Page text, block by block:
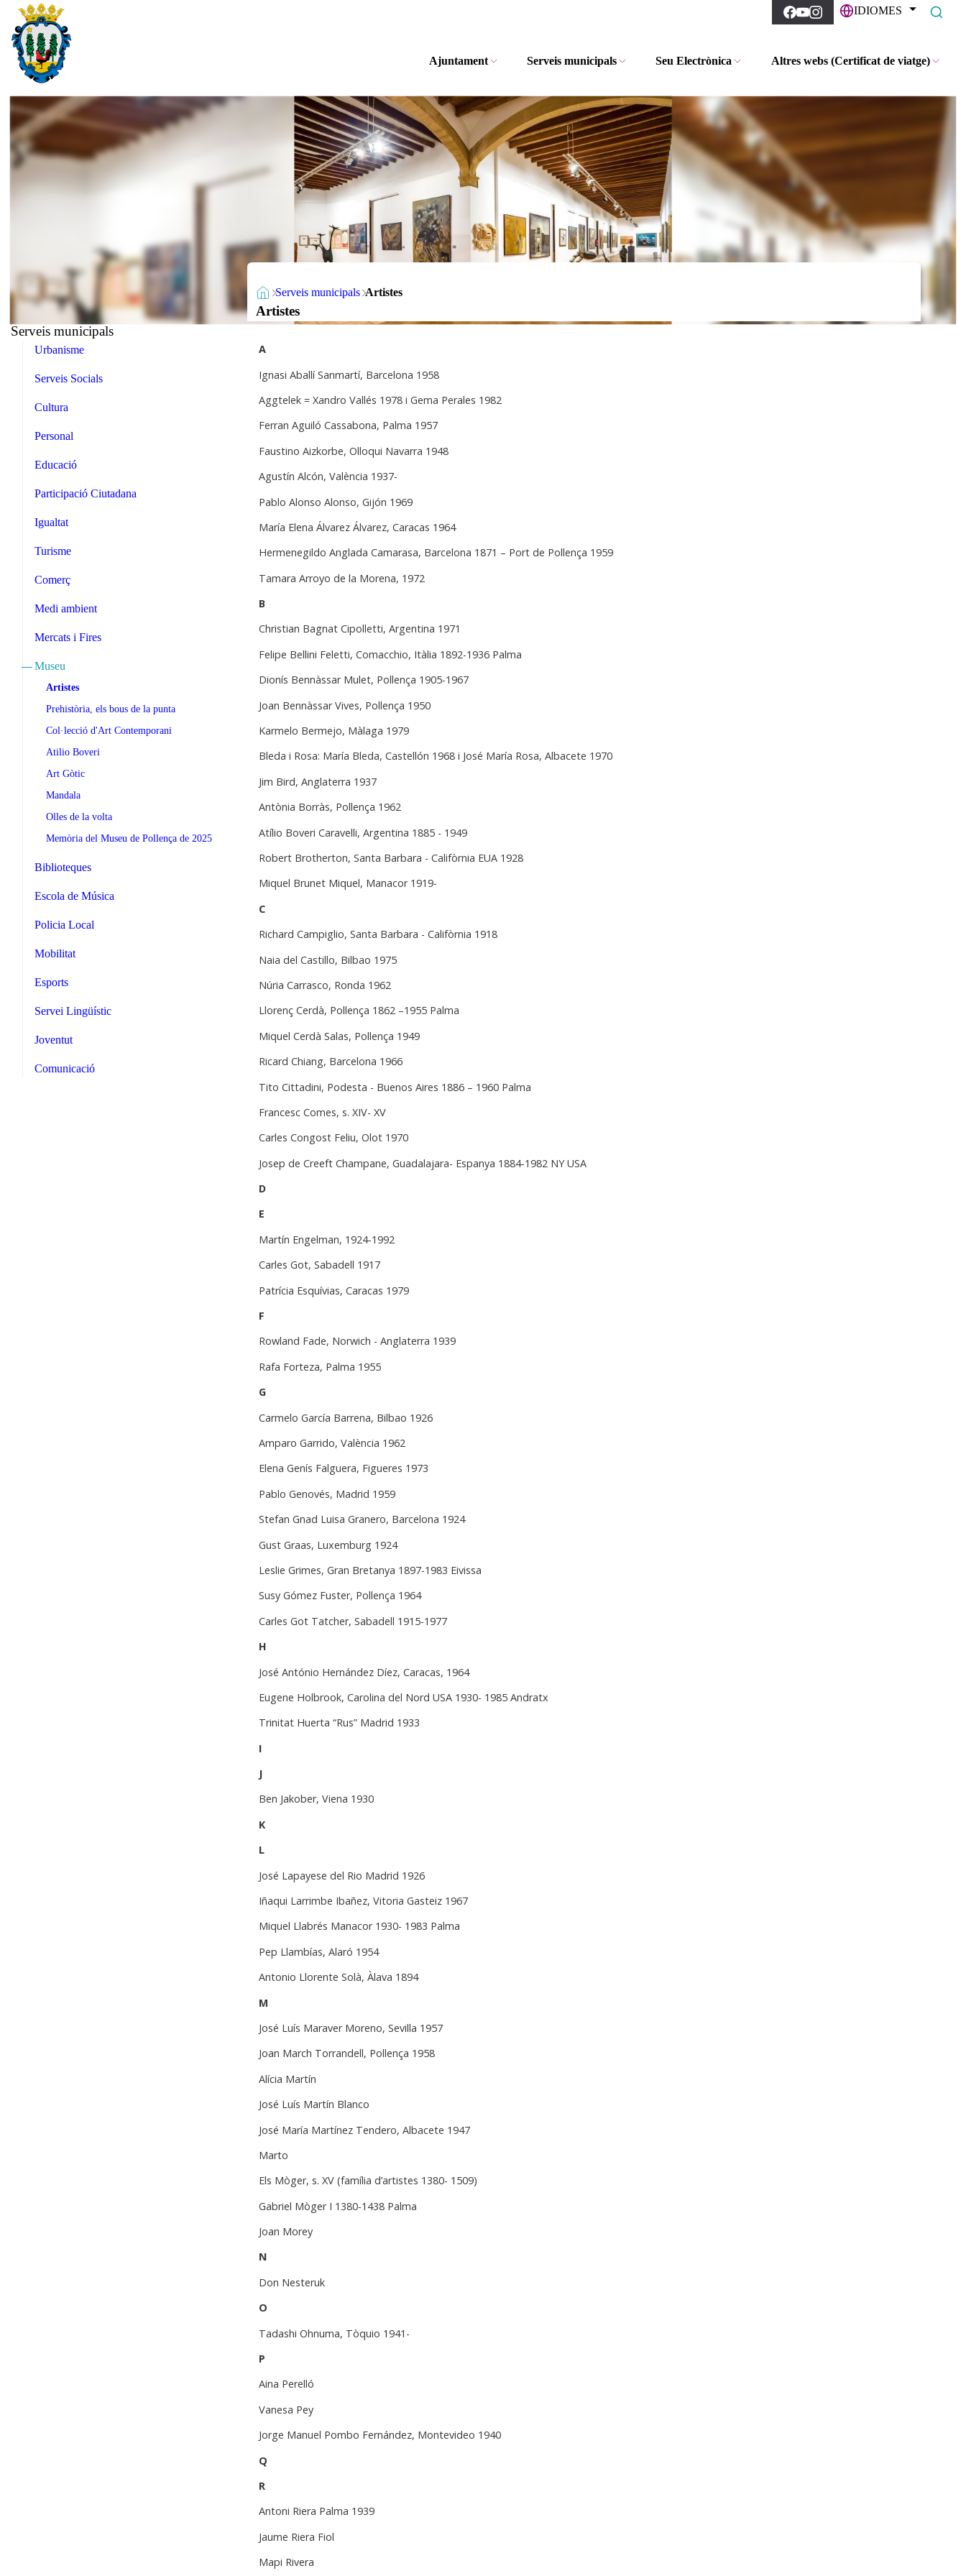
IDIOMES
Ajuntament Serveis municipals Seu Electrònica Altres webs (Certificat de viatge)
Serveis municipals Artistes
Artistes
Serveis municipals
Urbanisme
Serveis Socials
Cultura
Personal
Educació
Participació Ciutadana
Igualtat
Turisme
Comerç
Medi ambient
Mercats i Fires
Museu
Artistes
Prehistòria, els bous de la punta
Col·lecció d'Art Contemporani
Atilio Boveri
Art Gòtic
Mandala
Olles de la volta
Memòria del Museu de Pollença de 2025
Biblioteques
Escola de Música
Policia Local
Mobilitat
Esports
Servei Lingüístic
Joventut
Comunicació
A
Ignasi Aballí Sanmartí, Barcelona 1958
Aggtelek = Xandro Vallés 1978 i Gema Perales 1982
Ferran Aguiló Cassabona, Palma 1957
Faustino Aizkorbe, Olloqui Navarra 1948
Agustín Alcón, València 1937-
Pablo Alonso Alonso, Gijón 1969
María Elena Álvarez Álvarez, Caracas 1964
Hermenegildo Anglada Camarasa, Barcelona 1871 – Port de Pollença 1959
Tamara Arroyo de la Morena, 1972
B
Christian Bagnat Cipolletti, Argentina 1971
Felipe Bellini Feletti, Comacchio, Itàlia 1892-1936 Palma
Dionís Bennàssar Mulet, Pollença 1905-1967
Joan Bennàssar Vives, Pollença 1950
Karmelo Bermejo, Màlaga 1979
Bleda i Rosa: María Bleda, Castellón 1968 i José María Rosa, Albacete 1970
Jim Bird, Anglaterra 1937
Antònia Borràs, Pollença 1962
Atílio Boveri Caravelli, Argentina 1885 - 1949
Robert Brotherton, Santa Barbara - Califòrnia EUA 1928
Miquel Brunet Miquel, Manacor 1919-
C
Richard Campiglio, Santa Barbara - Califòrnia 1918
Naia del Castillo, Bilbao 1975
Núria Carrasco, Ronda 1962
Llorenç Cerdà, Pollença 1862 –1955 Palma
Miquel Cerdà Salas, Pollença 1949
Ricard Chiang, Barcelona 1966
Tito Cittadini, Podesta - Buenos Aires 1886 – 1960 Palma
Francesc Comes, s. XIV- XV
Carles Congost Feliu, Olot 1970
Josep de Creeft Champane, Guadalajara- Espanya 1884-1982 NY USA
D
E
Martín Engelman, 1924-1992
Carles Got, Sabadell 1917
Patrícia Esquívias, Caracas 1979
F
Rowland Fade, Norwich - Anglaterra 1939
Rafa Forteza, Palma 1955
G
Carmelo García Barrena, Bilbao 1926
Amparo Garrido, València 1962
Elena Genís Falguera, Figueres 1973
Pablo Genovés, Madrid 1959
Stefan Gnad Luisa Granero, Barcelona 1924
Gust Graas, Luxemburg 1924
Leslie Grimes, Gran Bretanya 1897-1983 Eivissa
Susy Gómez Fuster, Pollença 1964
Carles Got Tatcher, Sabadell 1915-1977
H
José António Hernández Díez, Caracas, 1964
Eugene Holbrook, Carolina del Nord USA 1930- 1985 Andratx
Trinitat Huerta “Rus” Madrid 1933
I
J
Ben Jakober, Viena 1930
K
L
José Lapayese del Rio Madrid 1926
Iñaqui Larrimbe Ibañez, Vitoria Gasteiz 1967
Miquel Llabrés Manacor 1930- 1983 Palma
Pep Llambías, Alaró 1954
Antonio Llorente Solà, Àlava 1894
M
José Luís Maraver Moreno, Sevilla 1957
Joan March Torrandell, Pollença 1958
Alícia Martín
José Luís Martín Blanco
José María Martínez Tendero, Albacete 1947
Marto
Els Mòger, s. XV (família d’artistes 1380- 1509)
Gabriel Mòger I 1380-1438 Palma
Joan Morey
N
Don Nesteruk
O
Tadashi Ohnuma, Tòquio 1941-
P
Aina Perelló
Vanesa Pey
Jorge Manuel Pombo Fernández, Montevideo 1940
Q
R
Antoni Riera Palma 1939
Jaume Riera Fiol
Mapi Rivera